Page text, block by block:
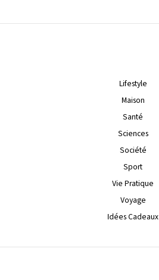
Lifestyle
Maison
Santé
Sciences
Société
Sport
Vie Pratique
Voyage
Idées Cadeaux